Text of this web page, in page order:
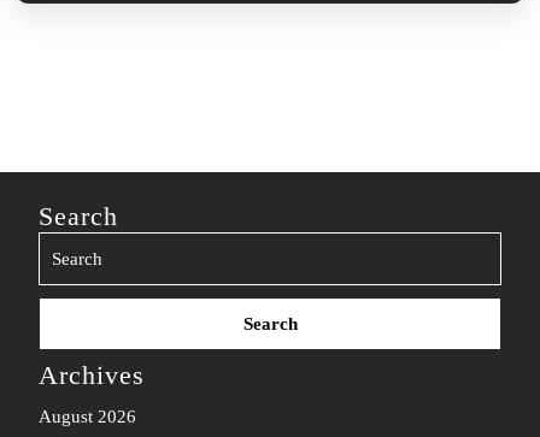
Search
Search
Archives
August 2026